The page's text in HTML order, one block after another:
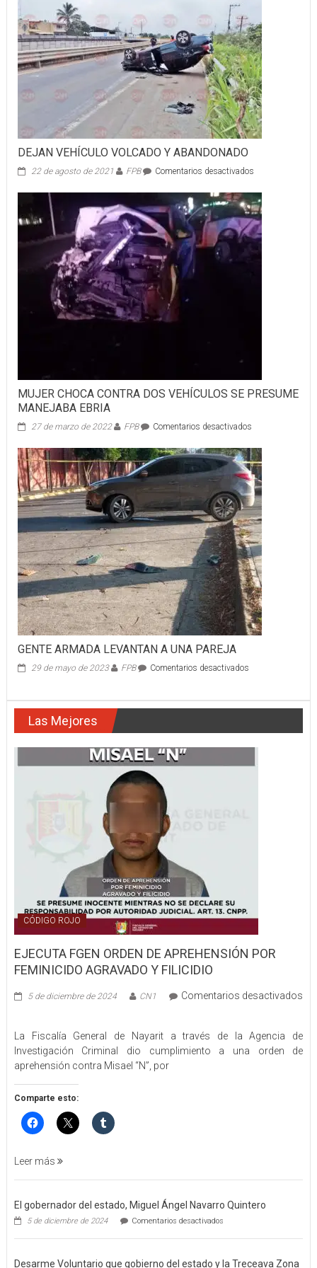
DEJAN VEHÍCULO VOLCADO Y ABANDONADO
22 de agosto de 2021 FPB Comentarios desactivadosen
VEHÍCULO
VOLCADO
Y
ABANDONADO
MUJER CHOCA CONTRA DOS VEHÍCULOS SE PRESUME
MANEJABA EBRIA
27 de marzo de 2022 FPB Comentarios desactivadosen
CHOCA
CONTRA
DOS
VEHÍCULOS
SE
PRESUME
MANEJABA
EBRIA
GENTE ARMADA LEVANTAN A UNA PAREJA
29 de mayo de 2023 FPB Comentarios desactivadosen
UNA
Las Mejores
CÓDIGO ROJO
EJECUTA FGEN ORDEN DE APREHENSIÓN POR
FEMINICIDO AGRAVADO Y FILICIDIO
5 de diciembre de 2024 CN1
Comentarios desactivados
FGEN
ORDEN
DE
APREHENSIÓN
POR
FEMINICIDO
AGRAVADO
FILICIDIO
La Fiscalía General de Nayarit a través de la Agencia de
Investigación Criminal dio cumplimiento a una orden de
aprehensión contra Misael “N”, por
Comparte esto:
Leer más
El gobernador del estado, Miguel Ángel Navarro Quintero
5 de diciembre de 2024 Comentarios desactivadosen
gobernador
estado,
Desarme Voluntario que gobierno del estado y la Treceava Zona